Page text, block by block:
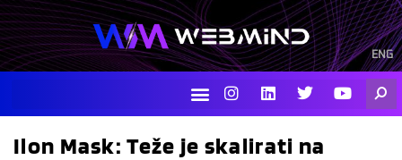
Skip
to
content
ENG
I
n
s
a
L
i
n
e
T
w
i
t
Y
o
u
Ilon Mask: Teže je skalirati na